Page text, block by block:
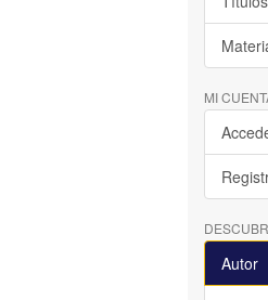
MI
Autor